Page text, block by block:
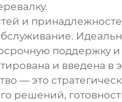
и
поддержку
и введена в
— это
решений,